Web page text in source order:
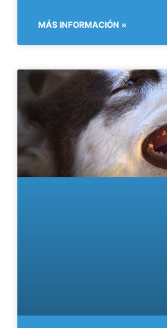
MÁS INFORMACIÓN »